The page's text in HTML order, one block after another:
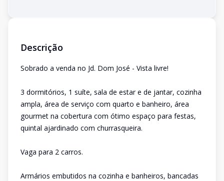
Descrição
Sobrado a venda no Jd. Dom José - Vista livre!
3 dormitórios, 1 suíte, sala de estar e de jantar, cozinha
ampla, área de serviço com quarto e banheiro, área
gourmet na cobertura com ótimo espaço para festas,
quintal ajardinado com churrasqueira.
Vaga para 2 carros.
Armários embutidos na cozinha e banheiros, bancadas